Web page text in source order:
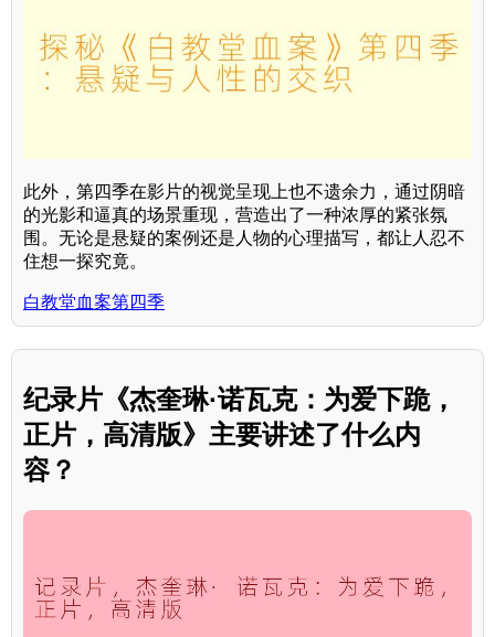
此外，第四季在影片的视觉呈现上也不遗余力，通过阴暗
的光影和逼真的场景重现，营造出了一种浓厚的紧张氛
围。无论是悬疑的案例还是人物的心理描写，都让人忍不
住想一探究竟。
白教堂血案第四季
纪录片《杰奎琳·诺瓦克：为爱下跪，
正片，高清版》主要讲述了什么内
容？